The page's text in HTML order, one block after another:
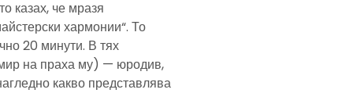
казах, че мразя
хармонии“. То
20 минути. В тях
на праха му) — юродив,
какво представлява